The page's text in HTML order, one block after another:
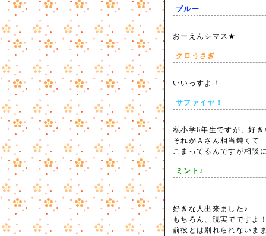
ブルー
おーえんシマス★
クロうさぎ
いいっすよ！
サファイヤ！
私小学6年生ですが、好
それがＡさん相当鈍くて
こまってるんですが相
ミント♪
好きな人出来ました♪
もちろん、現実でですよ
前彼とは別れられないま